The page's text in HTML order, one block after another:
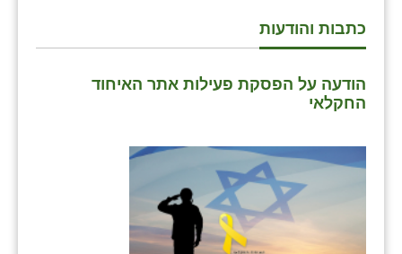
כתבות והודעות
הודעה על הפסקת פעילות אתר האיחוד
החקלאי